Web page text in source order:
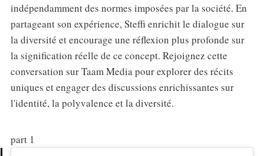
indépendamment des normes imposées par la société. En
partageant son expérience, Steffi enrichit le dialogue sur
la diversité et encourage une réflexion plus profonde sur
la signification réelle de ce concept. Rejoignez cette
conversation sur Taam Media pour explorer des récits
uniques et engager des discussions enrichissantes sur
l'identité, la polyvalence et la diversité.
part 1